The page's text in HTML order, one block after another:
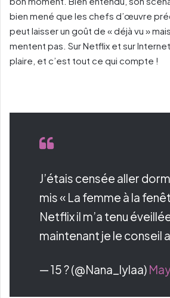
bien mené que les chefs d’œuvre
peut laisser un goût de « déjà vu »
mentent pas. Sur Netflix et sur
plaire, et c’est tout ce qui compte !
J’étais censée aller
mis « La femme à la
Netflix il m’a tenu
maintenant je le conseil
— 15 ? (@Nana_lylaa)